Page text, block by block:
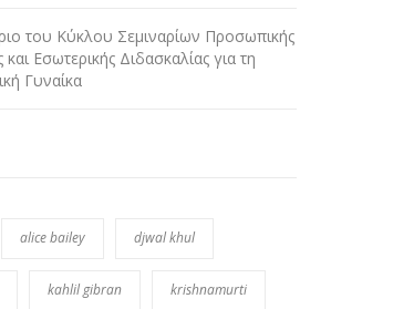
του Κύκλου Σεμιναρίων Προσωπικής
Εσωτερικής Διδασκαλίας για τη
Γυναίκα
alice bailey djwal khul
kahlil gibran krishnamurti